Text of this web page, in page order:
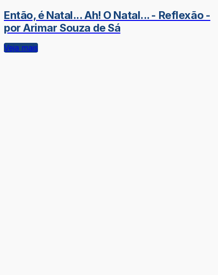
Então, é Natal... Ah! O Natal... - Reflexão -
por Arimar Souza de Sá
Veja mais